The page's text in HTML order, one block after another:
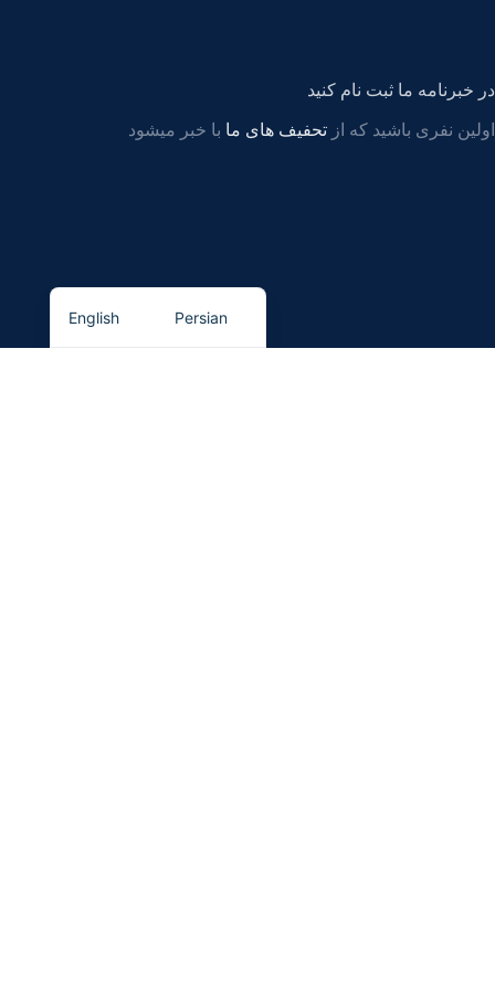
در خبرنامه ما ثبت نام کنید
اولین نفری باشید که از تحفیف های ما با خبر میشود
Persian
English